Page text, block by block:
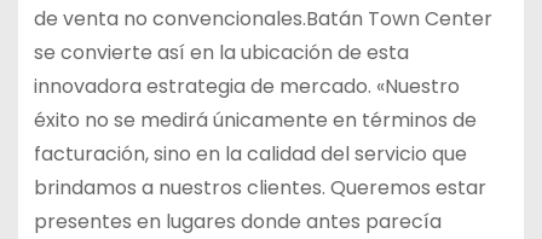
de venta no convencionales.Batán Town Center
se convierte así en la ubicación de esta
innovadora estrategia de mercado. «Nuestro
éxito no se medirá únicamente en términos de
facturación, sino en la calidad del servicio que
brindamos a nuestros clientes. Queremos estar
presentes en lugares donde antes parecía